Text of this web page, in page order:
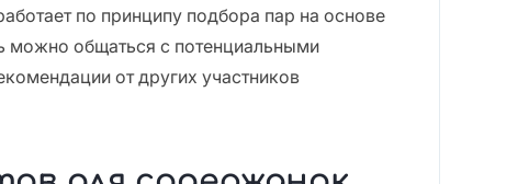
по принципу подбора пар на основе
можно общаться с потенциальными
от других участников